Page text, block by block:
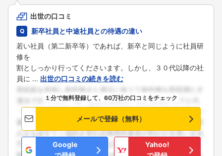
出世の口コミ
新卒社員と中途社員との待遇の違い
若い社員（第二新卒等）であれば、新卒と同じように社員研
修を
割としっかり行ってくださいます。しかし、３０代以降の社
員に ... 出世の口コミの続きを読む
１分で無料登録して、60万社の口コミをチェック
メールで登録（無料）
Google
Yahoo!